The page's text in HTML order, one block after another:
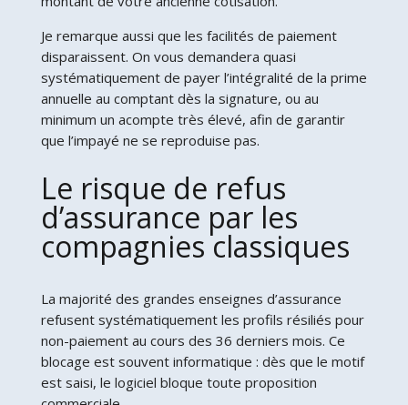
Je remarque aussi que les facilités de paiement
disparaissent. On vous demandera quasi
systématiquement de payer l’intégralité de la prime
annuelle au comptant dès la signature, ou au
minimum un acompte très élevé, afin de garantir
que l’impayé ne se reproduise pas.
Le risque de refus
d’assurance par les
compagnies classiques
La majorité des grandes enseignes d’assurance
refusent systématiquement les profils résiliés pour
non-paiement au cours des 36 derniers mois. Ce
blocage est souvent informatique : dès que le motif
est saisi, le logiciel bloque toute proposition